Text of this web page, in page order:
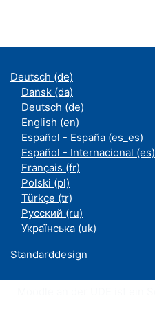
Deutsch ‎(de)‎
Dansk ‎(da)‎
Deutsch ‎(de)‎
English ‎(en)‎
Español - España ‎(es_es)‎
Español - Internacional ‎(es)‎
Français ‎(fr)‎
Polski ‎(pl)‎
Türkçe ‎(tr)‎
Русский ‎(ru)‎
Українська ‎(uk)‎
Standarddesign